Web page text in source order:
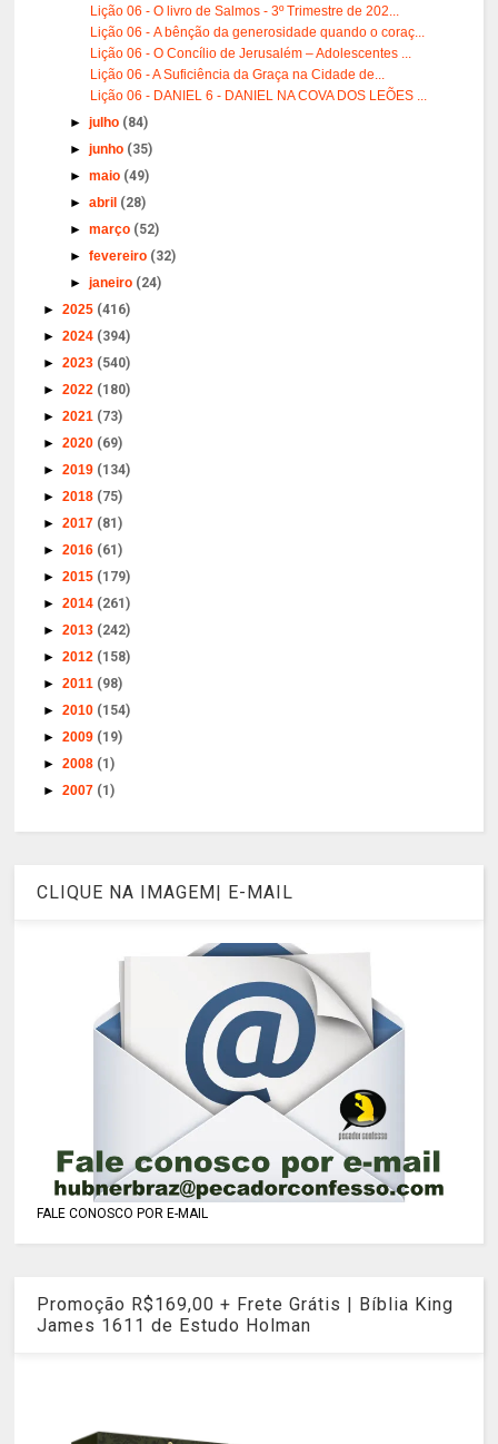
Lição 06 - O livro de Salmos - 3º Trimestre de 202...
Lição 06 - A bênção da generosidade quando o coraç...
Lição 06 - O Concílio de Jerusalém – Adolescentes ...
Lição 06 - A Suficiência da Graça na Cidade de...
Lição 06 - DANIEL 6 - DANIEL NA COVA DOS LEÕES ...
►julho (84)
►junho (35)
►maio (49)
►abril (28)
►março (52)
►fevereiro (32)
►janeiro (24)
►2025 (416)
►2024 (394)
►2023 (540)
►2022 (180)
►2021 (73)
►2020 (69)
►2019 (134)
►2018 (75)
►2017 (81)
►2016 (61)
►2015 (179)
►2014 (261)
►2013 (242)
►2012 (158)
►2011 (98)
►2010 (154)
►2009 (19)
►2008 (1)
►2007 (1)
CLIQUE NA IMAGEM| E-MAIL
FALE CONOSCO POR E-MAIL
Promoção R$169,00 + Frete Grátis | Bíblia King
James 1611 de Estudo Holman